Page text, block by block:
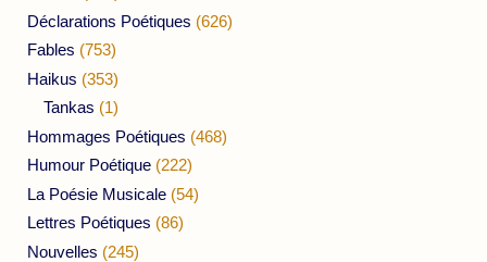
Déclarations Poétiques (626)
Fables (753)
Haikus (353)
Tankas (1)
Hommages Poétiques (468)
Humour Poétique (222)
La Poésie Musicale (54)
Lettres Poétiques (86)
Nouvelles (245)